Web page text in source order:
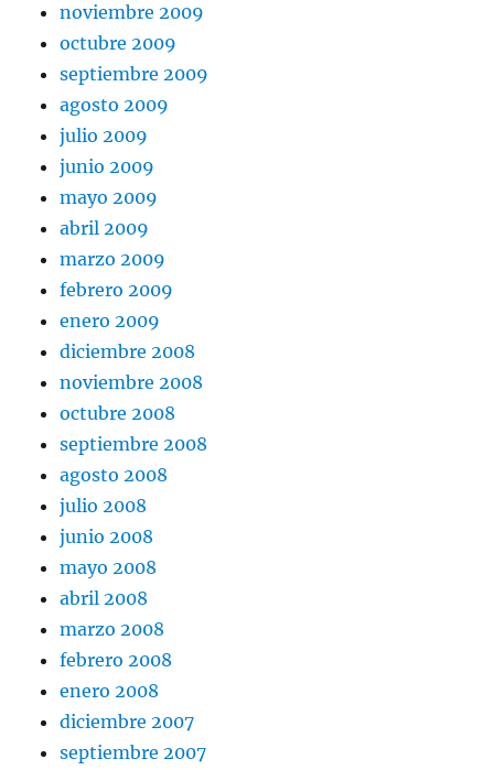
noviembre 2009
octubre 2009
septiembre 2009
agosto 2009
julio 2009
junio 2009
mayo 2009
abril 2009
marzo 2009
febrero 2009
enero 2009
diciembre 2008
noviembre 2008
octubre 2008
septiembre 2008
agosto 2008
julio 2008
junio 2008
mayo 2008
abril 2008
marzo 2008
febrero 2008
enero 2008
diciembre 2007
septiembre 2007